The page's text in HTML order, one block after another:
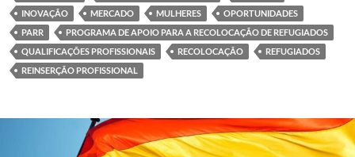
INOVAÇÃO
MERCADO MULHERES
OPORTUNIDADES
PARR
PROGRAMA DE APOIO PARA A RECOLOCAÇÃO DE REFUGIADOS
QUALIFICAÇÕES PROFISSIONAIS
RECOLOCAÇÃO
REFUGIADOS
REINSERÇÃO PROFISSIONAL